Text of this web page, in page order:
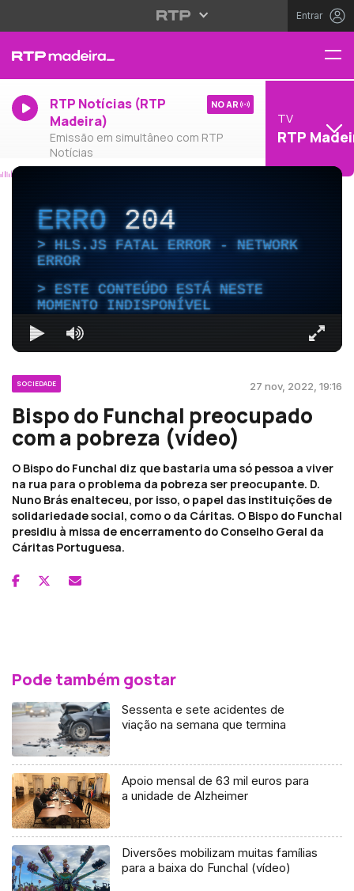
Entrar
RTP Notícias (RTP
Madeira)
Emissão em simultâneo com RTP
Notícias
NO AR
TV
RTP
ERRO204
HLS.JS FATAL ERROR - NETWORK
ERROR
ESTE CONTEÚDO ESTÁ NESTE
MOMENTO INDISPONÍVEL
SOCIEDADE 27 nov, 2022, 19:16
Bispo do Funchal preocupado
com a pobreza (vídeo)
O Bispo do Funchal diz que bastaria uma só pessoa a viver
na rua para o problema da pobreza ser preocupante. D.
Nuno Brás enalteceu, por isso, o papel das instituições de
solidariedade social, como o da Cáritas. O Bispo do Funchal
presidiu à missa de encerramento do Conselho Geral da
Cáritas Portuguesa.
Pode também gostar
Sessenta e sete acidentes de
viação na semana que termina
Apoio mensal de 63 mil euros para
a unidade de Alzheimer
Diversões mobilizam muitas famílias
para a baixa do Funchal (vídeo)